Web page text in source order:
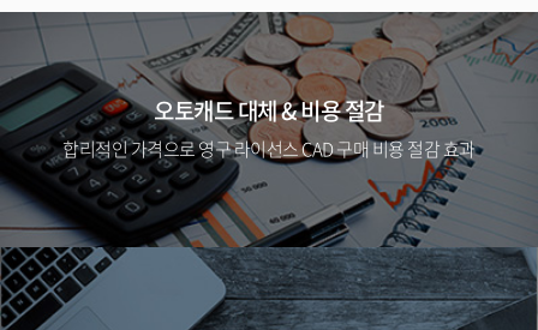
오토캐드 대체 & 비용 절감
합리적인 가격으로 영구 라이선스 CAD 구매 비용 절감 효과